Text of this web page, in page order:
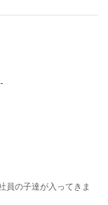
の子達が入ってきま